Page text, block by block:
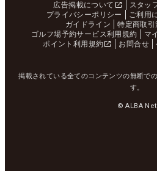
広告掲載について スタッ
プライバシーポリシー
ご利用
ガイドライン
特定商取
ゴルフ場予約サービス利用規約
マ
ポイント利用規約
お問合せ
掲載されている全てのコンテンツの無断で
す。
© ALBA Net